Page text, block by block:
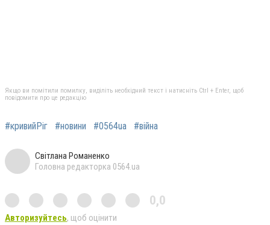
Якщо ви помітили помилку, виділіть необхідний текст і натисніть Ctrl + Enter, щоб
повідомити про це редакцію
#кривийРіг #новини #0564ua #війна
Світлана Романенко
Головна редакторка 0564.ua
0,0
Авторизуйтесь, щоб оцінити